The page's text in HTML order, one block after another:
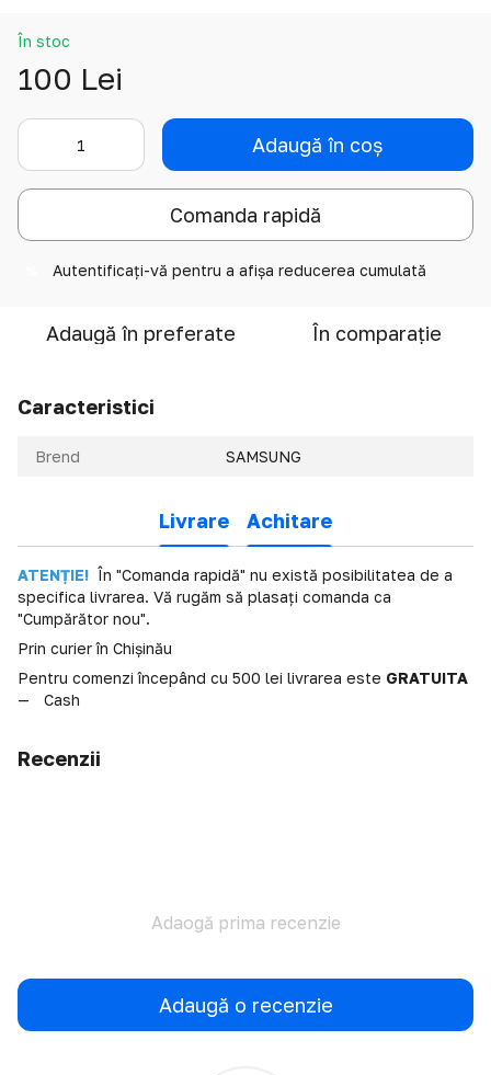
În stoc
100 Lei
Adaugă în coș
Comanda rapidă
Autentificați-vă pentru a afișa reducerea cumulată
Adaugă în preferate În comparație
Caracteristici
Brend SAMSUNG
Livrare Achitare
ATENȚIE! În "Comanda rapidă" nu există posibilitatea de a
specifica livrarea. Vă rugăm să plasați comanda ca
"Cumpărător nou".
Prin curier în Chișinău
Pentru comenzi începând cu 500 lei livrarea este GRATUITA
Cash
Recenzii
Adaogă prima recenzie
Adaugă o recenzie